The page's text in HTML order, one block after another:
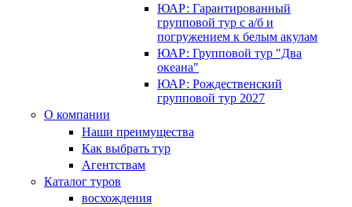
ЮАР: Гарантированный
групповой тур с а/б и
погружением к белым акулам
ЮАР: Групповой тур "Два
океана"
ЮАР: Рождественский
групповой тур 2027
О компании
Наши преимущества
Как выбрать тур
Агентствам
Каталог туров
восхождения